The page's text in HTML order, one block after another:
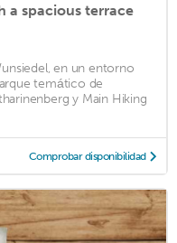
a spacious terrace
en un entorno
temático de
y Main Hiking
Comprobar disponibilidad